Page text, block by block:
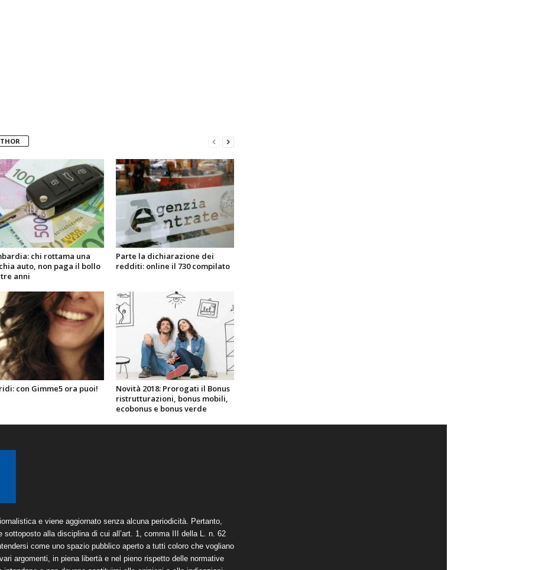
chi rottama una
auto, non paga il bollo
anni
Parte la dichiarazione dei
redditi: online il 730 compilato
con Gimme5 ora puoi!
Novità 2018: Prorogati il Bonus
ristrutturazioni, bonus mobili,
ecobonus e bonus verde
e viene aggiornato senza alcuna periodicità. Pertanto,
sottoposto alla disciplina di cui all’art. 1, comma III della L. n. 62
come uno spazio pubblico aperto a tutti coloro che vogliano
argomenti, in piena libertà e nel pieno rispetto delle normative